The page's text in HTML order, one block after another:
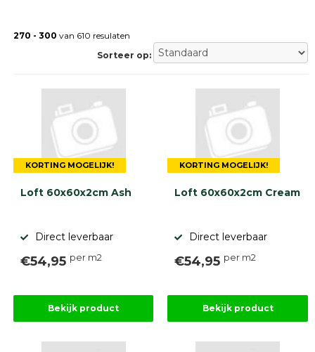
Buitentegels
bestrating
Wildverband
Straatklinkers
Opsluitbanden
270 - 300 van 610 resulaten
Sorteer op:
KORTING MOGELIJK!
Loft 60x60x2cm Ash
Direct leverbaar
€54,95 per m2
Bekijk product
KORTING MOGELIJK!
Loft 60x60x2cm Cream
Direct leverbaar
€54,95 per m2
Bekijk product